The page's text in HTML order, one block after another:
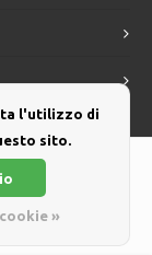
l'utilizzo di
sito.
»